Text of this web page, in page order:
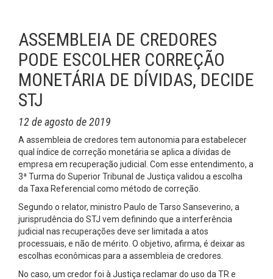
ASSEMBLEIA DE CREDORES
PODE ESCOLHER CORREÇÃO
MONETÁRIA DE DÍVIDAS, DECIDE
STJ
12 de agosto de 2019
A assembleia de credores tem autonomia para estabelecer
qual índice de correção monetária se aplica a dívidas de
empresa em recuperação judicial. Com esse entendimento, a
3ª Turma do Superior Tribunal de Justiça validou a escolha
da Taxa Referencial como método de correção.
Segundo o relator, ministro Paulo de Tarso Sanseverino, a
jurisprudência do STJ vem definindo que a interferência
judicial nas recuperações deve ser limitada a atos
processuais, e não de mérito. O objetivo, afirma, é deixar as
escolhas econômicas para a assembleia de credores.
No caso, um credor foi à Justiça reclamar do uso da TR e